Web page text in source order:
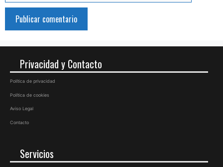
Privacidad y Contacto
Política de privacidad
Política de cookies
Aviso Legal
Contacto
Servicios